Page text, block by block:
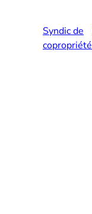
Syndic de
copropriété